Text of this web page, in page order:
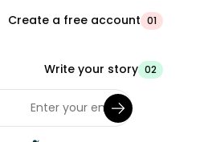
01
Create a free account
02
Write your story